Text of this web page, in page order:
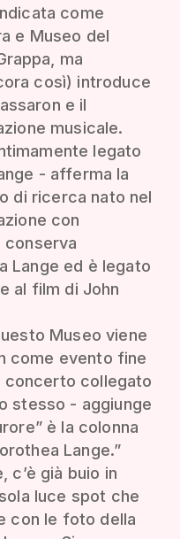
come
e Museo del
ma
così) introduce
e il
musicale.
legato
- afferma la
di ricerca nato nel
con
conserva
Lange ed è legato
al film di John
Museo viene
come evento fine
concerto collegato
stesso - aggiunge
è la colonna
Lange.”
c’è già buio in
luce spot che
con le foto della